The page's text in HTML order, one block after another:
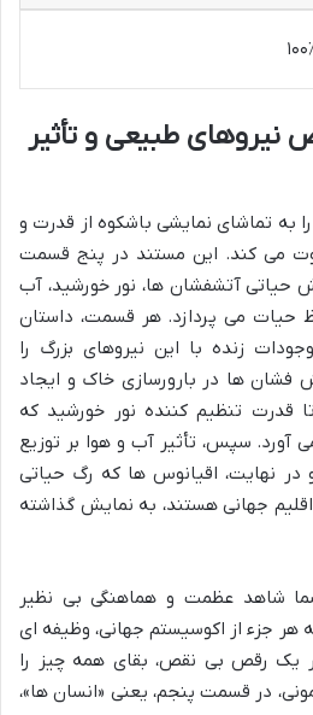
نیروهای طبیعی و تأثیر
به تماشای نمایشی باشکوه از قدرت و
می کند. این مستند در پنج قسمت
حیاتی آتشفشان ها، نور خورشید، آب
حیات می پردازد. هر قسمت، داستان
زنده با این نیروهای بزرگ را
فشان ها در بارورسازی خاک و ایجاد
قدرت تنظیم کننده نور خورشید که
آورد. سپس، تأثیر آب و هوا بر توزیع
نهایت، اقیانوس ها که رگ حیاتی
جهانی هستند، به نمایش گذاشته
شاهد عظمت و هماهنگی بی نظیر
هر جزء از اکوسیستم جهانی، وظیفه ای
یک رقص بی نقص، بقای همه چیز را
در قسمت پنجم، یعنی «انسان ها»،